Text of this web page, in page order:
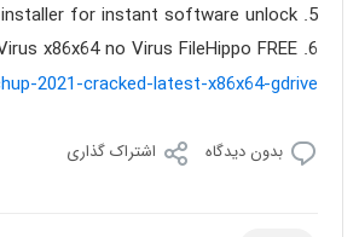
for instant software unlock
x86x64 no Virus FileHippo FREE
2021-cracked-latest-x86x64-gdrive/
بدون دیدگاه اشتراک گذاری